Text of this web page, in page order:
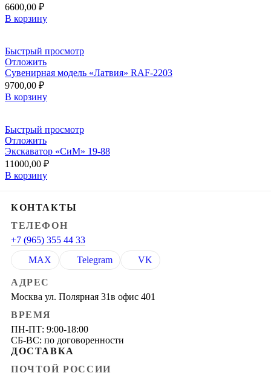
6600,00 ₽
В корзину
Быстрый просмотр
Отложить
Сувенирная модель «Латвия» RAF-2203
9700,00 ₽
В корзину
Быстрый просмотр
Отложить
Экскаватор «СиМ» 19-88
11000,00 ₽
В корзину
КОНТАКТЫ
ТЕЛЕФОН
+7 (965) 355 44 33
MAX
Telegram VK
АДРЕС
Москва ул. Полярная 31в офис 401
ВРЕМЯ
ПН-ПТ: 9:00-18:00
СБ-ВС: по договоренности
ДОСТАВКА
ПОЧТОЙ РОССИИ